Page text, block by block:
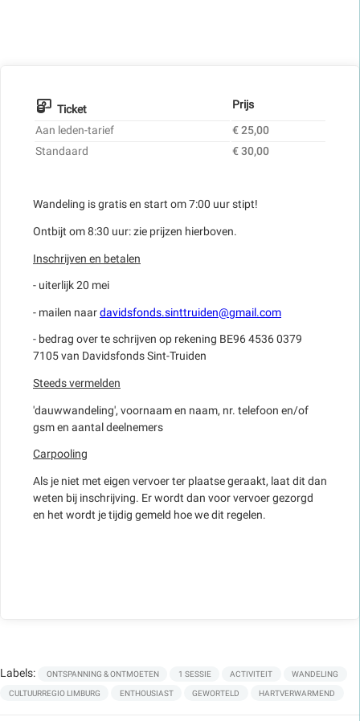
Ticket
Prijs
Aan leden-tarief
€ 25,00
Standaard
€ 30,00
Wandeling is gratis en start om 7:00 uur stipt!
Ontbijt om 8:30 uur: zie prijzen hierboven.
Inschrijven en betalen
- uiterlijk 20 mei
- mailen naardavidsfonds.sinttruiden@gmail.com
- bedrag over te schrijven op rekening BE96 4536 0379
7105 van Davidsfonds Sint-Truiden
Steeds vermelden
'dauwwandeling', voornaam en naam, nr. telefoon en/of
gsm en aantal deelnemers
Carpooling
Als je niet met eigen vervoer ter plaatse geraakt, laat dit dan
weten bij inschrijving. Er wordt dan voor vervoer gezorgd
en het wordt je tijdig gemeld hoe we dit regelen.
Labels: ONTSPANNING & ONTMOETEN 1 SESSIE ACTIVITEIT WANDELING
CULTUURREGIO LIMBURG ENTHOUSIAST GEWORTELD HARTVERWARMEND